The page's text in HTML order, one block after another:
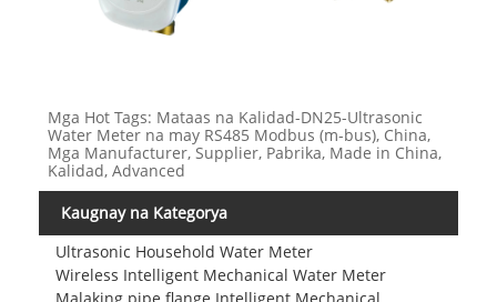
Mga Hot Tags: Mataas na Kalidad-DN25-Ultrasonic
Water Meter na may RS485 Modbus (m-bus), China,
Mga Manufacturer, Supplier, Pabrika, Made in China,
Kalidad, Advanced
Kaugnay na Kategorya
Ultrasonic Household Water Meter
Wireless Intelligent Mechanical Water Meter